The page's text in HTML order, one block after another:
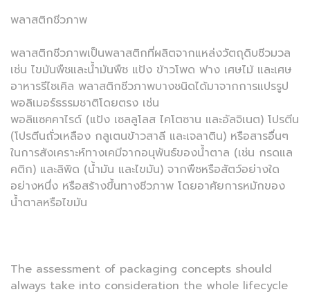
พลาสติกชีวภาพ
พลาสติกชีวภาพเป็นพลาสติกที่ผลิตจากแหล่งวัตถุดิบชีวมวล
เช่น ไขมันพืชและน้ำมันพืช แป้ง ข้าวโพด ฟาง เศษไม้ และเศษ
อาหารรีไซเคิล พลาสติกชีวภาพบางชนิดได้มาจากการแปรรูป
พอลิเมอร์ธรรมชาติโดยตรง เช่น
พอลิแซคคาไรด์ (แป้ง เซลลูโลส ไคโตซาน และอัลจิเนต) โปรตีน
(โปรตีนถั่วเหลือง กลูเตนข้าวสาลี และเจลาติน) หรือสารอื่นๆ
ในการสังเคราะห์ทางเคมีจากอนุพันธ์ของน้ำตาล (เช่น กรดแล
คติก) และลิพิด (น้ำมัน และไขมัน) จากพืชหรือสัตว์อย่างใด
อย่างหนึ่ง หรือสร้างขึ้นทางชีวภาพ โดยอาศัยการหมักของ
น้ำตาลหรือไขมัน
The assessment of packaging concepts should
always take into consideration the whole lifecycle